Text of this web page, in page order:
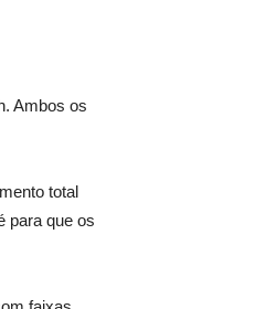
Ambos os
total
para que os